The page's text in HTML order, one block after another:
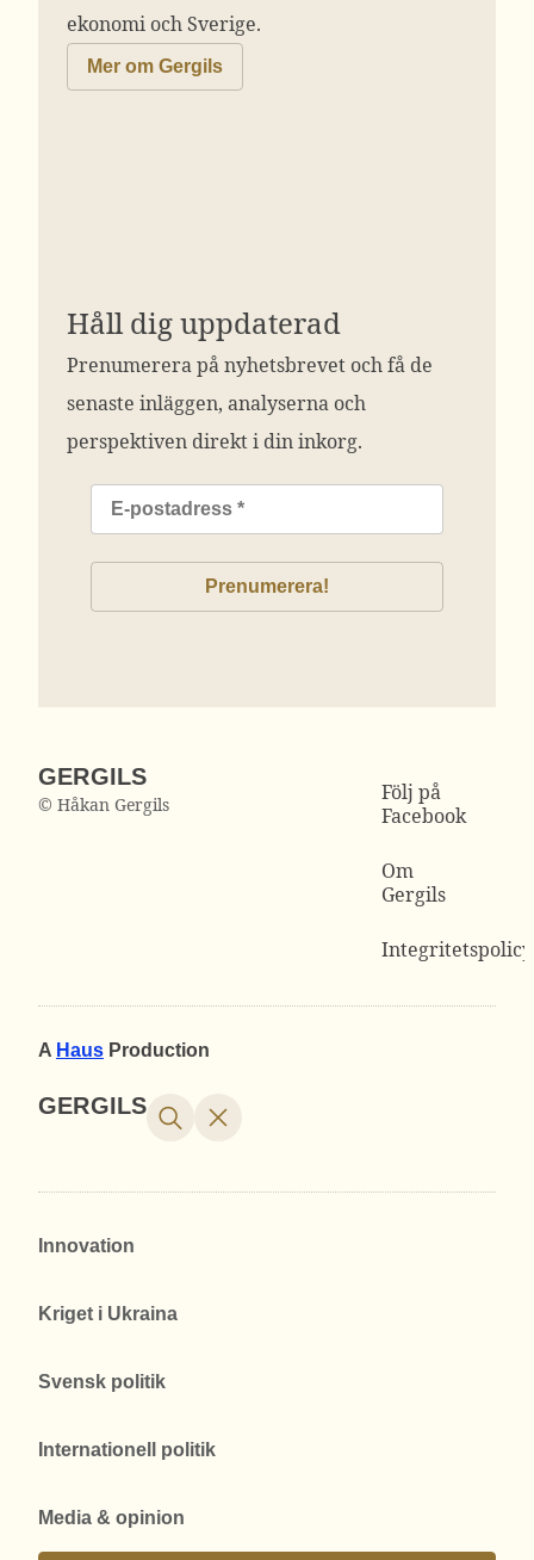
ekonomi och Sverige.
Mer om Gergils
Håll dig uppdaterad
Prenumerera på nyhetsbrevet och få de
senaste inläggen, analyserna och
perspektiven direkt i din inkorg.
GERGILS
© Håkan Gergils
Följ på
Facebook
Om
Gergils
Integritetspolicy
A Haus Production
GERGILS
Innovation
Kriget i Ukraina
Svensk politik
Internationell politik
Media & opinion